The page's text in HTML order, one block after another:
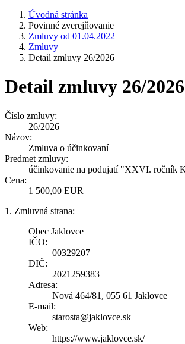
Úvodná stránka
Povinné zverejňovanie
Zmluvy od 01.04.2022
Zmluvy
Detail zmluvy 26/2026
Detail zmluvy 26/2026
Číslo zmluvy:
26/2026
Názov:
Zmluva o účinkovaní
Predmet zmluvy:
účinkovanie na podujatí "XXVI. ročník
Cena:
1 500,00 EUR
1. Zmluvná strana:
Obec Jaklovce
IČO:
00329207
DIČ:
2021259383
Adresa:
Nová 464/81, 055 61 Jaklovce
E-mail:
starosta@jaklovce.sk
Web:
https://www.jaklovce.sk/